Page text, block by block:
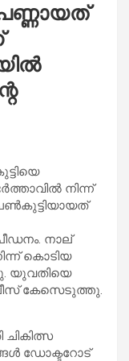
നിന്ന്
നാല്
കൊടിയ
യുവതിയെ
കേസെടുത്തു.
ഡോക്ടറോട്